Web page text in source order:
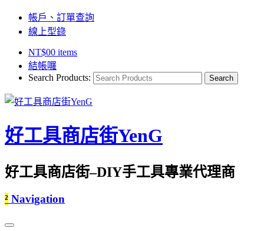
帳戶、訂單查詢
線上型錄
NT$00 items
結帳囉
Search Products:
好工具商店街YenG
好工具商店街–DIY手工具專業代理商
² Navigation